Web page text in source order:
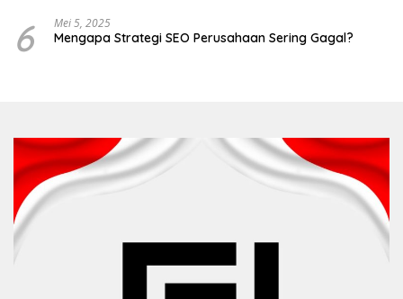
6 Mei 5, 2025
Mengapa Strategi SEO Perusahaan Sering Gagal?